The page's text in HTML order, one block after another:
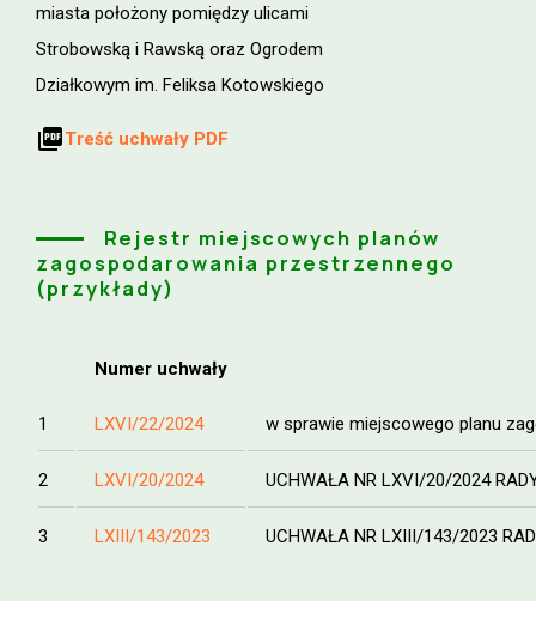
miasta położony pomiędzy ulicami
Strobowską i Rawską oraz Ogrodem
Działkowym im. Feliksa Kotowskiego
picture_as_pdfTreść uchwały PDF
Rejestr miejscowych planów
zagospodarowania przestrzennego
(przykłady)
Numer uchwały
1 LXVI/22/2024 w sprawie miejscowego planu
2 LXVI/20/2024 UCHWAŁA NR LXVI/20/2024
3 LXIII/143/2023 UCHWAŁA NR LXIII/143/2023